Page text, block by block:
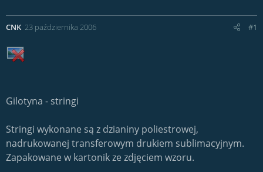
a
d
t
e
r
o
ę
i
a
CNK 23 października 2006 #1
Gilotyna - stringi
Stringi wykonane są z dzianiny poliestrowej,
nadrukowanej transferowym drukiem sublimacyjnym.
Zapakowane w kartonik ze zdjęciem wzoru.